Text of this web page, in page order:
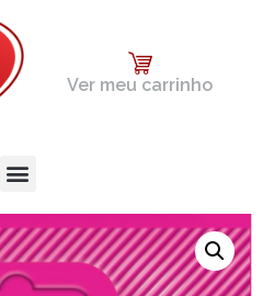
Ver meu carrinho